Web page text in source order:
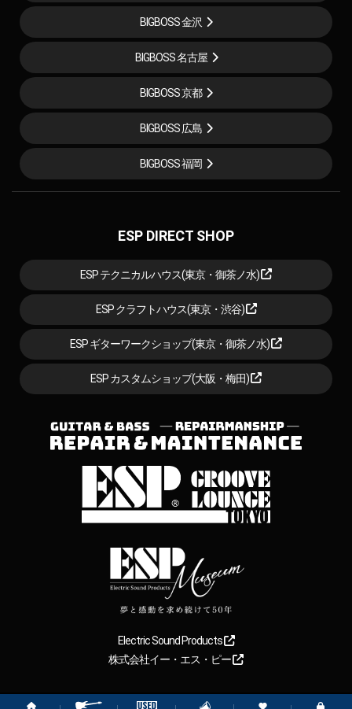
BIGBOSS 金沢
BIGBOSS 名古屋
BIGBOSS 京都
BIGBOSS 広島
BIGBOSS 福岡
ESP DIRECT SHOP
ESP テクニカルハウス(東京・御茶ノ水)
ESP クラフトハウス(東京・渋谷)
ESP ギターワークショップ(東京・御茶ノ水)
ESP カスタムショップ(大阪・梅田)
Electric Sound Products
株式会社イー・エス・ピー